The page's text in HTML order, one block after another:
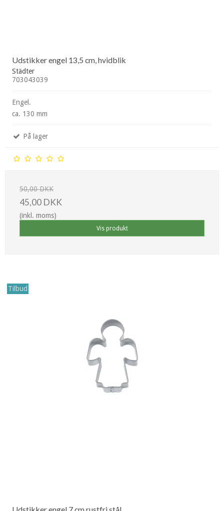
Udstikker engel 13,5 cm, hvidblik
Städter
703043039
Engel.
ca. 130 mm
På lager
50,00 DKK
45,00 DKK
(inkl. moms)
Vis produkt
Tilbud
Udstikker engel 7 cm rustfri stål